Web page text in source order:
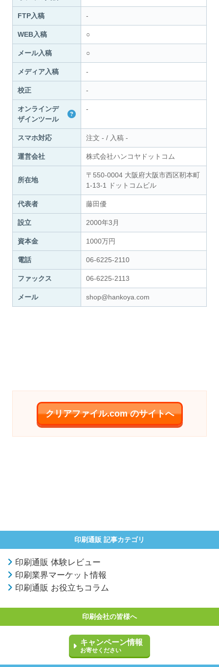
FTP入稿 -
WEB入稿 ○
メール入稿 ○
メディア入稿 -
校正 -
オンラインデ
ザインツール
-
スマホ対応 注文 - / 入稿 -
運営会社 株式会社ハンコヤドットコム
所在地
〒550-0004 大阪府大阪市西区靭本町
1-13-1 ドットコムビル
代表者 藤田優
設立 2000年3月
資本金 1000万円
電話 06-6225-2110
ファックス 06-6225-2113
メール shop@hankoya.com
クリアファイル.com のサイトへ
印刷通販 記事カテゴリ
印刷通販 体験レビュー
印刷業界マーケット情報
印刷通販 お役立ちコラム
印刷会社の皆様へ
キャンペーン情報
お寄せください